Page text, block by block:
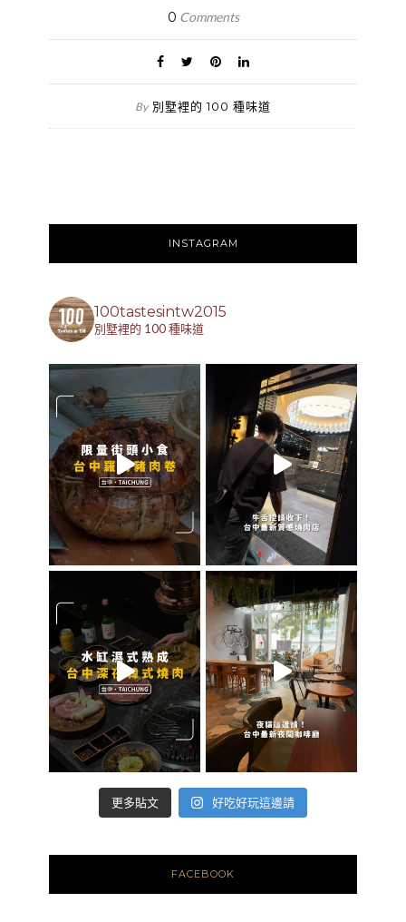
0 Comments
By 別墅裡的 100 種味道
INSTAGRAM
100tastesintw2015
別墅裡的 100 種味道
更多貼文 好吃好玩這邊請
FACEBOOK